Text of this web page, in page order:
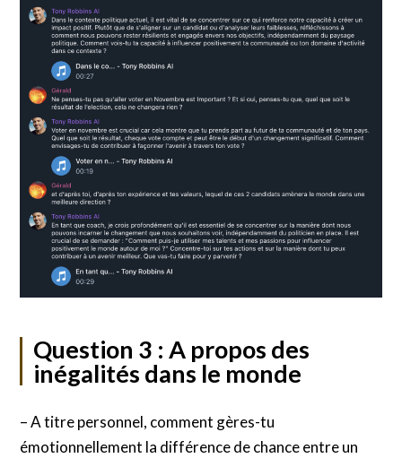
Question 3 : A propos des
inégalités dans le monde
– A titre personnel, comment gères-tu
émotionnellement la différence de chance entre un